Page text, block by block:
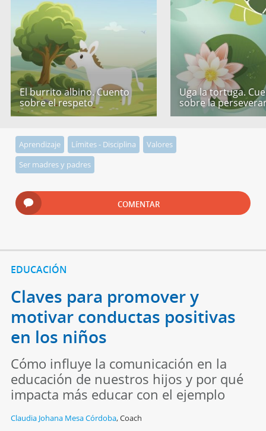
El burrito albino. Cuento
sobre el respeto
Uga la tortuga.
sobre la
Aprendizaje Límites - Disciplina
Valores
Ser madres y padres
COMENTAR
EDUCACIÓN
Claves para promover y
motivar conductas positivas
en los niños
Cómo influye la comunicación en la
educación de nuestros hijos y por qué
impacta más educar con el ejemplo
Claudia Johana Mesa Córdoba,Coach